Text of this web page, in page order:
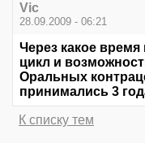
Vic
28.09.2009 - 06:21
Через какое
цикл и
Оральных
принимались 3
К списку тем